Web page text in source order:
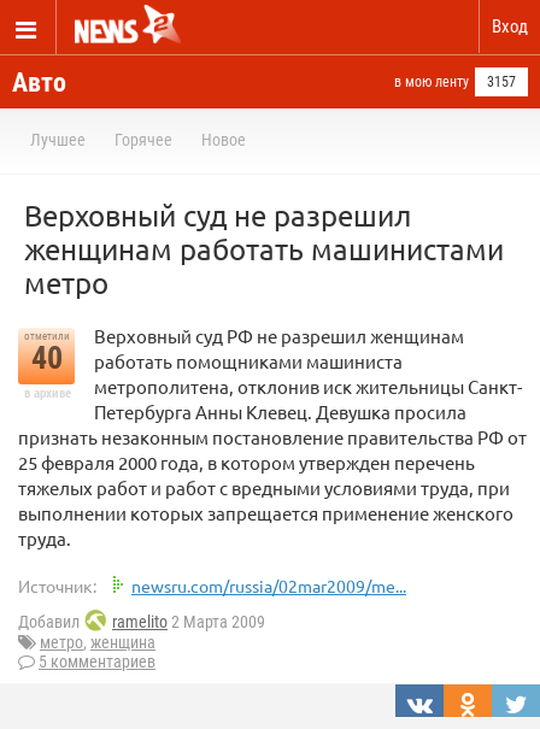
Вход
Авто в мою ленту 3157
Лучшее Горячее Новое
Верховный суд не разрешил
женщинам работать машинистами
метро
отметили
40
в архиве
Верховный суд РФ не разрешил женщинам
работать помощниками машиниста
метрополитена, отклонив иск жительницы Санкт-
Петербурга Анны Клевец. Девушка просила
признать незаконным постановление правительства РФ от
25 февраля 2000 года, в котором утвержден перечень
тяжелых работ и работ с вредными условиями труда, при
выполнении которых запрещается применение женского
труда.
Источник: newsru.com/russia/02mar2009/me...
Добавил ramelito2 Марта 2009
метро, женщина
5 комментариев